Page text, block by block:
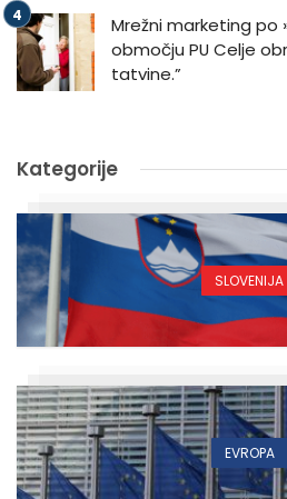
Mrežni marketing po
območju PU Celje
tatvine.”
Kategorije
SLOVENIJA
EVROPA